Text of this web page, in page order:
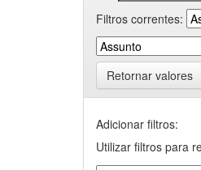
Filtros correntes:
Retornar valores
Adicionar filtros:
Utilizar filtros para